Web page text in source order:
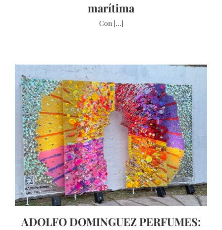
marítima
Con [...]
ADOLFO DOMINGUEZ PERFUMES: